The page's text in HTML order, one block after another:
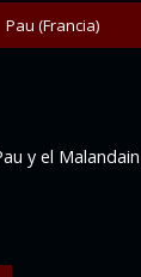
Pau (Francia)
y el